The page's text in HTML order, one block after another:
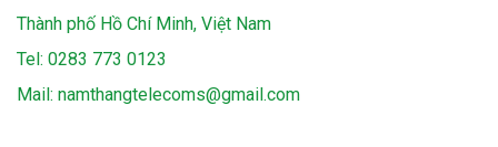
Thành phố Hồ Chí Minh, Việt Nam
Tel: 0283 773 0123
Mail: namthangtelecoms@gmail.com